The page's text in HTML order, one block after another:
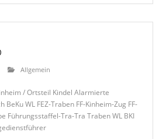
Allgemein
/ Ortsteil Kindel Alarmierte
BeKu WL FEZ-Traben FF-Kinheim-Zug FF-
Führungsstaffel-Tra-Tra Traben WL BKI